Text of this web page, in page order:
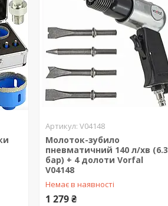
V04148
Молоток-зубило
пневматичний 140 л/хв (6.3
бар) + 4 долоти Vorfal
V04148
Немає в наявності
1 279 ₴